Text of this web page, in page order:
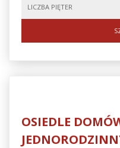
LICZBA PIĘTER
OSIEDLE